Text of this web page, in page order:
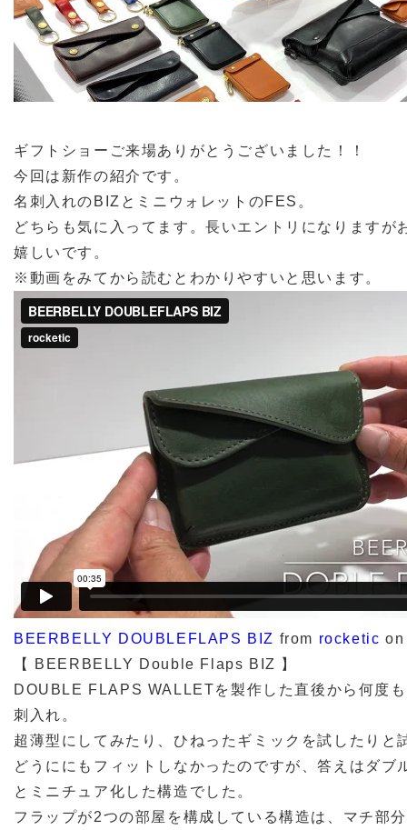
ギフトショーご来場ありがとうございました！！
今回は新作の紹介です。
名刺入れのBIZとミニウォレットのFES。
どちらも気に入ってます。長いエントリになりますが
嬉しいです。
※動画をみてから読むとわかりやすいと思います。
BEERBELLY DOUBLEFLAPS BIZ from rocketic
【 BEERBELLY Double Flaps BIZ 】
DOUBLE FLAPS WALLETを製作した直後から何度
刺入れ。
超薄型にしてみたり、ひねったギミックを試したりと
どうににもフィットしなかったのですが、答えはダブ
とミニチュア化した構造でした。
フラップが2つの部屋を構成している構造は、マチ部